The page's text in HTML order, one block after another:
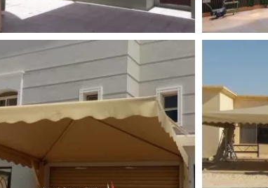
تركيب مظلات قماش القطيف